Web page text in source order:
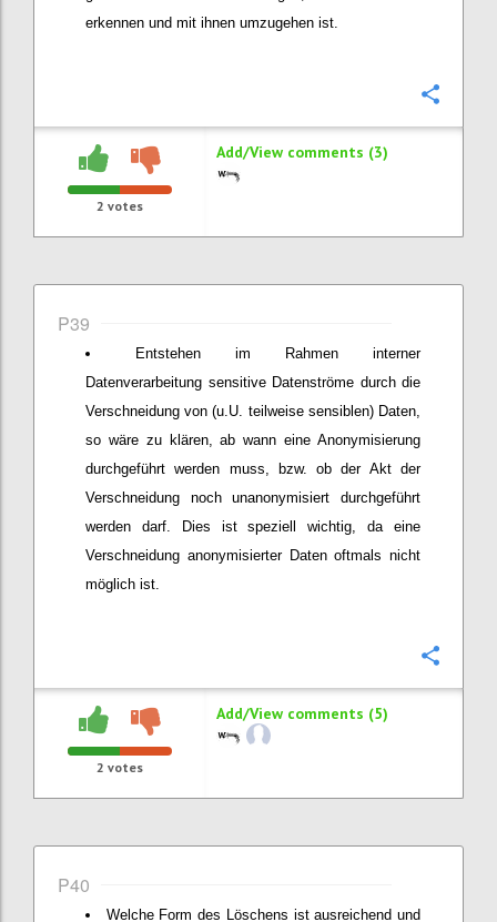
erkennen und mit ihnen umzugehen ist.
2 votes
Add/View comments (3)
P39
Entstehen im Rahmen interner
Datenverarbeitung sensitive Datenströme durch die
Verschneidung von (u.U. teilweise sensiblen) Daten,
so wäre zu klären, ab wann eine Anonymisierung
durchgeführt werden muss, bzw. ob der Akt der
Verschneidung noch unanonymisiert durchgeführt
werden darf. Dies ist speziell wichtig, da eine
Verschneidung anonymisierter Daten oftmals nicht
möglich ist.
2 votes
Add/View comments (5)
P40
Welche Form des Löschens ist ausreichend und